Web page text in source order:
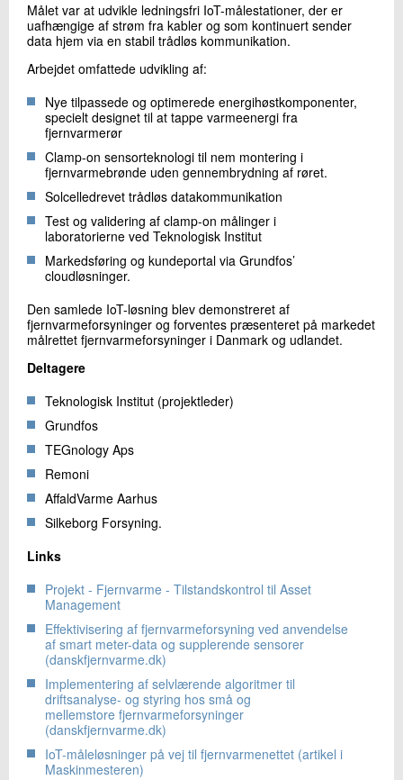
Målet var at udvikle ledningsfri IoT-målestationer, der er
uafhængige af strøm fra kabler og som kontinuert sender
data hjem via en stabil trådløs kommunikation.
Arbejdet omfattede udvikling af:
Nye tilpassede og optimerede energihøstkomponenter,
specielt designet til at tappe varmeenergi fra
fjernvarmerør
Clamp-on sensorteknologi til nem montering i
fjernvarmebrønde uden gennembrydning af røret.
Solcelledrevet trådløs datakommunikation
Test og validering af clamp-on målinger i
laboratorierne ved Teknologisk Institut
Markedsføring og kundeportal via Grundfos’
cloudløsninger.
Den samlede IoT-løsning blev demonstreret af
fjernvarmeforsyninger og forventes præsenteret på markedet
målrettet fjernvarmeforsyninger i Danmark og udlandet.
Deltagere
Teknologisk Institut (projektleder)
Grundfos
TEGnology Aps
Remoni
AffaldVarme Aarhus
Silkeborg Forsyning.
Links
Projekt - Fjernvarme - Tilstandskontrol til Asset
Management
Effektivisering af fjernvarmeforsyning ved anvendelse
af smart meter-data og supplerende sensorer
(danskfjernvarme.dk)
Implementering af selvlærende algoritmer til
driftsanalyse- og styring hos små og
mellemstore fjernvarmeforsyninger
(danskfjernvarme.dk)
IoT-måleløsninger på vej til fjernvarmenettet (artikel i
Maskinmesteren)